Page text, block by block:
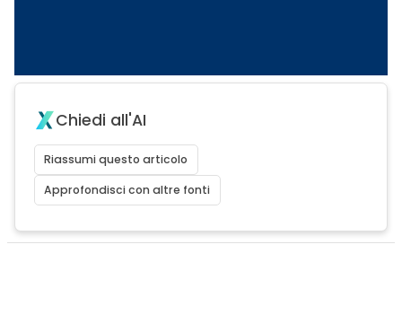
Chiedi all'AI
Riassumi questo articolo
Approfondisci con altre fonti